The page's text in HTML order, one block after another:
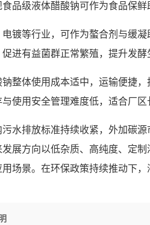
品级液体醋酸钠可作为食品保鲜
电镀等行业，可作为螯合剂与缓
进有益菌群正常繁殖，提升发酵
钠整体使用成本适中，运输便捷
与使用安全管理难度低，适合厂区
污水排放标准持续收紧，外加碳
发展方向以低杂质、高纯度、定
场景。在环保政策持续推动下